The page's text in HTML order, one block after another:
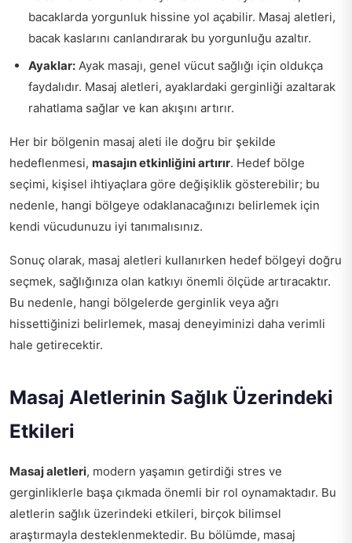
bacaklarda yorgunluk hissine yol açabilir. Masaj aletleri,
bacak kaslarını canlandırarak bu yorgunluğu azaltır.
Ayaklar: Ayak masajı, genel vücut sağlığı için oldukça
faydalıdır. Masaj aletleri, ayaklardaki gerginliği azaltarak
rahatlama sağlar ve kan akışını artırır.
Her bir bölgenin masaj aleti ile doğru bir şekilde
hedeflenmesi, masajın etkinliğini artırır. Hedef bölge
seçimi, kişisel ihtiyaçlara göre değişiklik gösterebilir; bu
nedenle, hangi bölgeye odaklanacağınızı belirlemek için
kendi vücudunuzu iyi tanımalısınız.
Sonuç olarak, masaj aletleri kullanırken hedef bölgeyi doğru
seçmek, sağlığınıza olan katkıyı önemli ölçüde artıracaktır.
Bu nedenle, hangi bölgelerde gerginlik veya ağrı
hissettiğinizi belirlemek, masaj deneyiminizi daha verimli
hale getirecektir.
Masaj Aletlerinin Sağlık Üzerindeki
Etkileri
Masaj aletleri, modern yaşamın getirdiği stres ve
gerginliklerle başa çıkmada önemli bir rol oynamaktadır. Bu
aletlerin sağlık üzerindeki etkileri, birçok bilimsel
araştırmayla desteklenmektedir. Bu bölümde, masaj